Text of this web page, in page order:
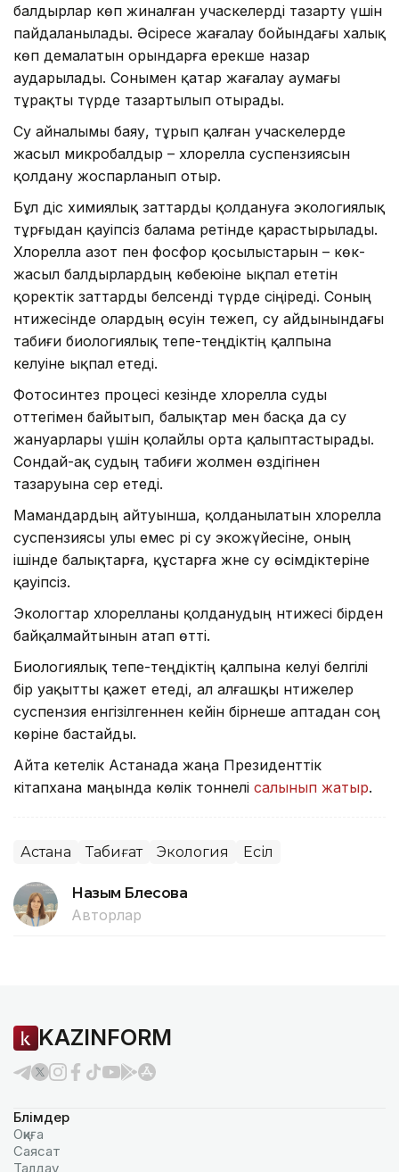
балдырлар көп жиналған учаскелерді тазарту үшін
пайдаланылады. Әсіресе жағалау бойындағы халық
көп демалатын орындарға ерекше назар
аударылады. Сонымен қатар жағалау аумағы
тұрақты түрде тазартылып отырады.
Су айналымы баяу, тұрып қалған учаскелерде
жасыл микробалдыр – хлорелла суспензиясын
қолдану жоспарланып отыр.
Бұл әдіс химиялық заттарды қолдануға экологиялық
тұрғыдан қауіпсіз балама ретінде қарастырылады.
Хлорелла азот пен фосфор қосылыстарын – көк-
жасыл балдырлардың көбеюіне ықпал ететін
қоректік заттарды белсенді түрде сіңіреді. Соның
нәтижесінде олардың өсуін тежеп, су айдынындағы
табиғи биологиялық тепе-теңдіктің қалпына
келуіне ықпал етеді.
Фотосинтез процесі кезінде хлорелла суды
оттегімен байытып, балықтар мен басқа да су
жануарлары үшін қолайлы орта қалыптастырады.
Сондай-ақ судың табиғи жолмен өздігінен
тазаруына әсер етеді.
Мамандардың айтуынша, қолданылатын хлорелла
суспензиясы улы емес әрі су экожүйесіне, оның
ішінде балықтарға, құстарға және су өсімдіктеріне
қауіпсіз.
Экологтар хлорелланы қолданудың нәтижесі бірден
байқалмайтынын атап өтті.
Биологиялық тепе-теңдіктің қалпына келуі белгілі
бір уақытты қажет етеді, ал алғашқы нәтижелер
суспензия енгізілгеннен кейін бірнеше аптадан соң
көріне бастайды.
Айта кетелік Астанада жаңа Президенттік
кітапхана маңында көлік тоннелі салынып жатыр.
Астана Табиғат Экология Есіл
Назым Бөлесова
Авторлар
KAZINFORM
Бөлімдер
Оқиға
Саясат
Талдау